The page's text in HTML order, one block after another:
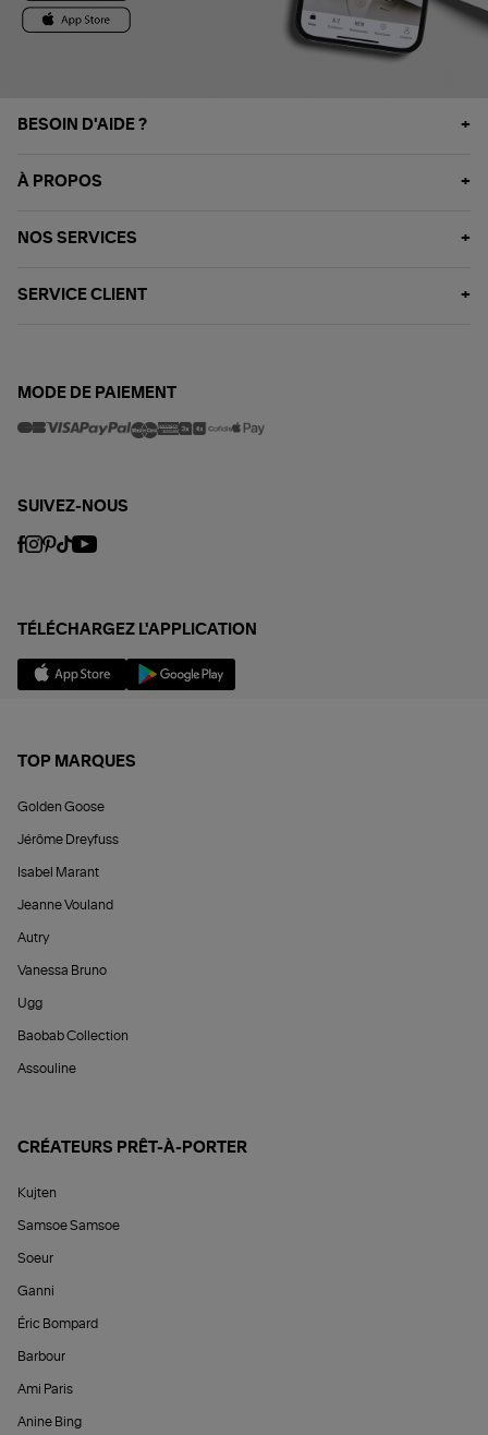
BESOIN D'AIDE ?
À PROPOS
NOS SERVICES
SERVICE CLIENT
MODE DE PAIEMENT
SUIVEZ-NOUS
TÉLÉCHARGEZ L'APPLICATION
TOP MARQUES
Golden Goose
Jérôme Dreyfuss
Isabel Marant
Jeanne Vouland
Autry
Vanessa Bruno
Ugg
Baobab Collection
Assouline
CRÉATEURS PRÊT-À-PORTER
Kujten
Samsoe Samsoe
Soeur
Ganni
Éric Bompard
Barbour
Ami Paris
Anine Bing